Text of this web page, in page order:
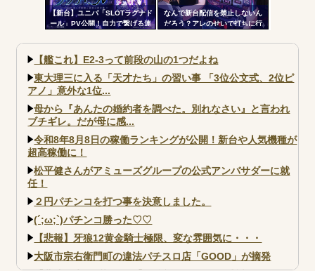
【新台】ユニバ「SLOTラグナド
ール」PV公開！自力で繋げる連
なんで新台配信を禁止しないん
だろう？アレのせいで打ちに行
【艦これ】E2-3って前段の山の1つだよね
東大理三に入る「天才たち」の習い事 「3位公文式、2位ピ
アノ」意外な1位...
母から『あんたの婚約者を調べた。別れなさい』と言われ
ブチギレ。だが母に感...
令和8年8月8日の稼働ランキングが公開！新台や人気機種が
超高稼働に！
松平健さんがアミューズグループの公式アンバサダーに就
任！
２円パチンコを打つ事を決意しました。
(´;ω;`)パチンコ勝った♡♡
【悲報】牙狼12黄金騎士極限、変な雰囲気に・・・
大阪市宗右衛門町の違法パチスロ店「GOOD」が摘発